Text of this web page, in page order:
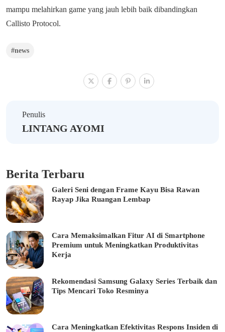
mampu melahirkan game yang jauh lebih baik dibandingkan
Callisto Protocol.
#news
Penulis
LINTANG AYOMI
Berita Terbaru
Galeri Seni dengan Frame Kayu Bisa Rawan
Rayap Jika Ruangan Lembap
Cara Memaksimalkan Fitur AI di Smartphone
Premium untuk Meningkatkan Produktivitas
Kerja
Rekomendasi Samsung Galaxy Series Terbaik dan
Tips Mencari Toko Resminya
Cara Meningkatkan Efektivitas Respons Insiden di